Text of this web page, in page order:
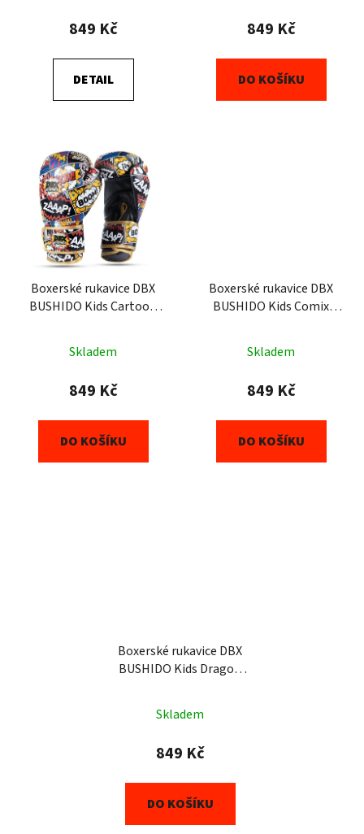
849 Kč
DETAIL
849 Kč
DO KOŠÍKU
Boxerské rukavice DBX
BUSHIDO Kids Cartoon
Skladem
849 Kč
DO KOŠÍKU
Boxerské rukavice DBX
BUSHIDO Kids Comix
Skladem
849 Kč
DO KOŠÍKU
Boxerské rukavice DBX
BUSHIDO Kids Dragon
Skladem
849 Kč
DO KOŠÍKU